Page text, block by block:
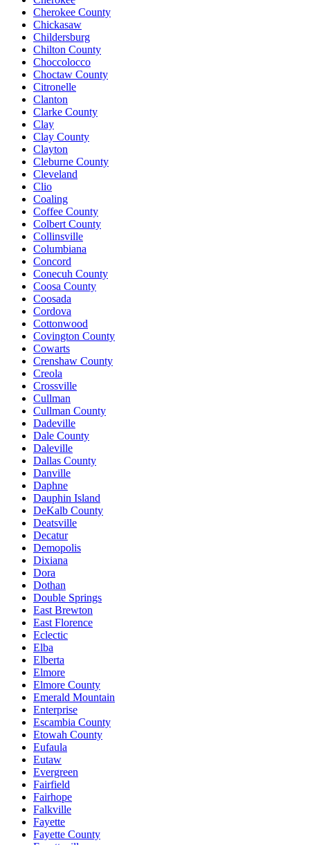
Cherokee County
Chickasaw
Childersburg
Chilton County
Choccolocco
Choctaw County
Citronelle
Clanton
Clarke County
Clay
Clay County
Clayton
Cleburne County
Cleveland
Clio
Coaling
Coffee County
Colbert County
Collinsville
Columbiana
Concord
Conecuh County
Coosa County
Coosada
Cordova
Cottonwood
Covington County
Cowarts
Crenshaw County
Creola
Crossville
Cullman
Cullman County
Dadeville
Dale County
Daleville
Dallas County
Danville
Daphne
Dauphin Island
DeKalb County
Deatsville
Decatur
Demopolis
Dixiana
Dora
Dothan
Double Springs
East Brewton
East Florence
Eclectic
Elba
Elberta
Elmore
Elmore County
Emerald Mountain
Enterprise
Escambia County
Etowah County
Eufaula
Eutaw
Evergreen
Fairfield
Fairhope
Falkville
Fayette
Fayette County